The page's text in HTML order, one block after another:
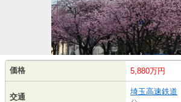
価格 5,880万円
交通
埼玉高速鉄道